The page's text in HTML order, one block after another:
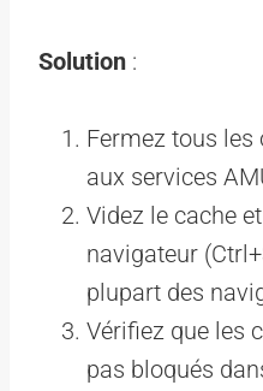
Solution :
Fermez tous les
aux services
Videz le cache
navigateur
plupart des
Vérifiez que les
pas bloqués